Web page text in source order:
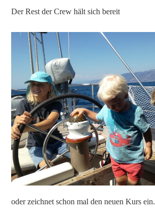
Der Rest der Crew hält sich bereit
oder zeichnet schon mal den neuen Kurs ein.